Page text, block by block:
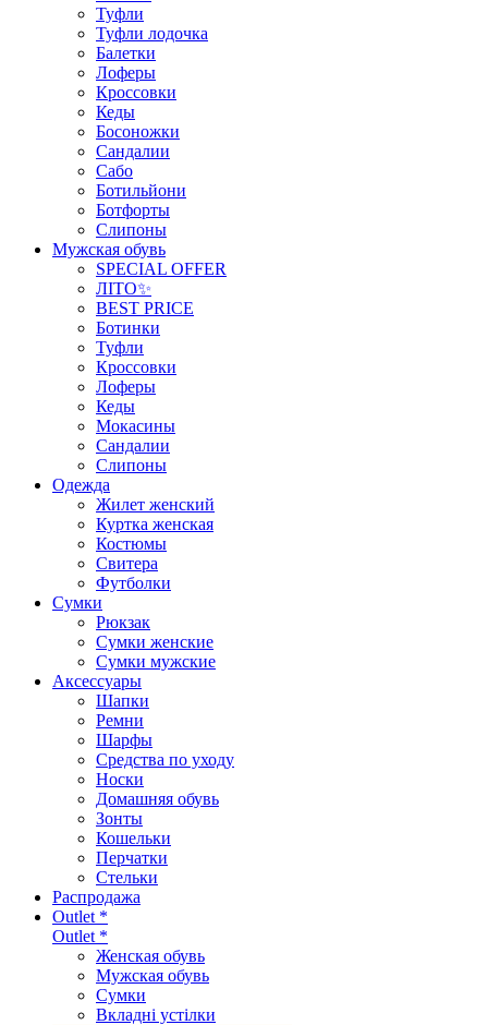
Туфли
Туфли лодочка
Балетки
Лоферы
Кроссовки
Кеды
Босоножки
Сандалии
Сабо
Ботильйони
Ботфорты
Слипоны
Мужская обувь
SPECIAL OFFER
ЛІТО✨
BEST PRICE
Ботинки
Туфли
Кроссовки
Лоферы
Кеды
Мокасины
Сандалии
Слипоны
Одежда
Жилет женский
Куртка женская
Костюмы
Свитера
Футболки
Сумки
Рюкзак
Сумки женские
Сумки мужские
Аксеcсуары
Шапки
Ремни
Шарфы
Средства по уходу
Носки
Домашняя обувь
Зонты
Кошельки
Перчатки
Стельки
Распродажа
Outlet *
Outlet *
Женская обувь
Мужская обувь
Сумки
Вкладні устілки